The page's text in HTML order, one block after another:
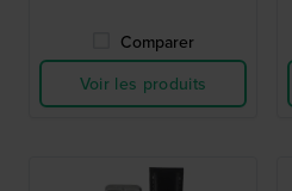
Comparer
Voir les produits